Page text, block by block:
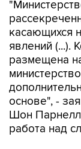
касающихся
явлений (...).
размещена
основе", -
Шон Парнелл,
работа над
Как и в